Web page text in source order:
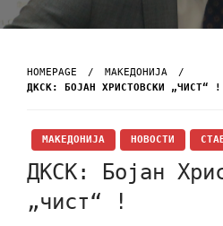
HOMEPAGE
МАКЕДОНИЈА
ДКСК: БОЈАН ХРИСТОВСКИ „ЧИСТ“ !
МАКЕДОНИЈА НОВОСТИ
ДКСК: Бојан
„чист“ !